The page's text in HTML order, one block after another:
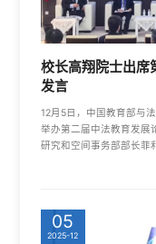
校长高翔院士出席
发言
12月5日，中国教育部与
举办第二届中法教育发展
研究和空间事务部部长菲
05
2025-12